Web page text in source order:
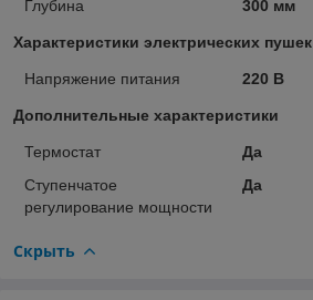
Глубина 300 мм
Характеристики электрических пушек
Напряжение питания 220 В
Дополнительные характеристики
Термостат
Да
Ступенчатое
регулирование мощности
Да
Скрыть